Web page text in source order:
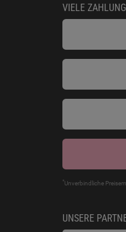
VIELE
*Unverbindliche
UNSERE